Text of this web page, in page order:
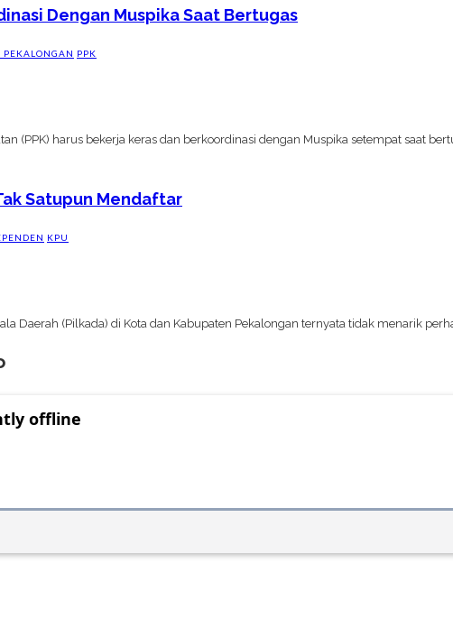
Dengan Muspika Saat Bertugas
PEKALONGAN PPK
(PPK) harus bekerja keras dan berkoordinasi dengan Muspika setempat saat
Satupun Mendaftar
KPU
Daerah (Pilkada) di Kota dan Kabupaten Pekalongan ternyata tidak menarik